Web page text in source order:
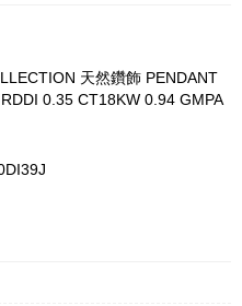
天然鑽飾 PENDANT
0.35 CT18KW 0.94 GMPA